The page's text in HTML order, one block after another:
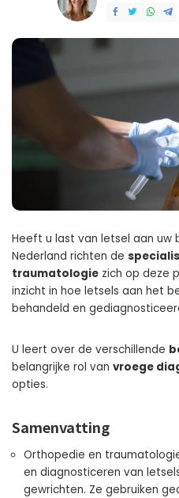
Heeft u last van letsel aan uw
Nederland richten de
traumatologie zich op deze
inzicht in hoe letsels aan het
behandeld en
U leert over de verschillende
belangrijke rol van vroege
opties.
Samenvatting
Orthopedie en
en diagnosticeren van
gewrichten. Ze gebruiken